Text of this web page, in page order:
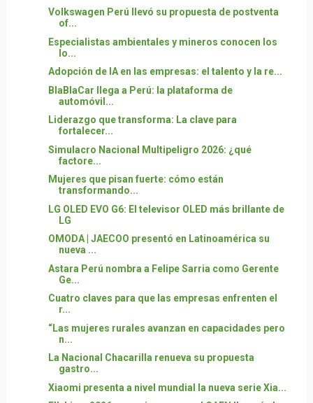
Volkswagen Perú llevó su propuesta de postventa
of...
Especialistas ambientales y mineros conocen los
lo...
Adopción de IA en las empresas: el talento y la re...
BlaBlaCar llega a Perú: la plataforma de
automóvil...
Liderazgo que transforma: La clave para
fortalecer...
Simulacro Nacional Multipeligro 2026: ¿qué
factore...
Mujeres que pisan fuerte: cómo están
transformando...
LG OLED EVO G6: El televisor OLED más brillante de
LG
OMODA | JAECOO presentó en Latinoamérica su
nueva ...
Astara Perú nombra a Felipe Sarria como Gerente
Ge...
Cuatro claves para que las empresas enfrenten el
r...
“Las mujeres rurales avanzan en capacidades pero
n...
La Nacional Chacarilla renueva su propuesta
gastro...
Xiaomi presenta a nivel mundial la nueva serie Xia...